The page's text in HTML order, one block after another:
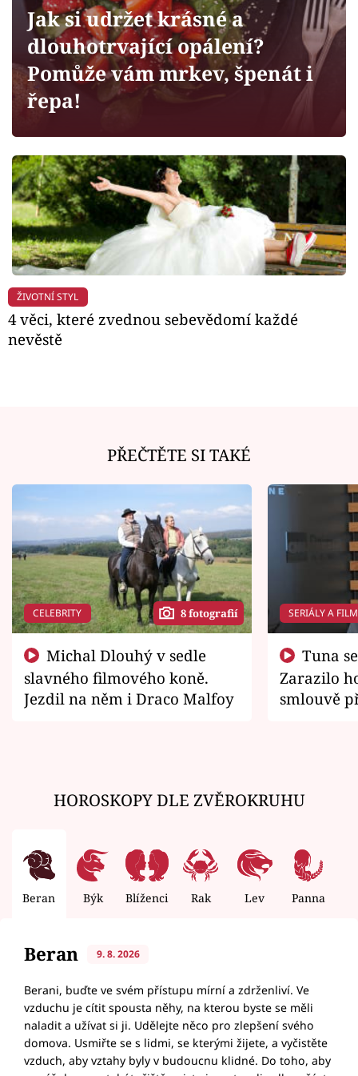
Sledujte prima+
Filmový festival Karlovy Vary
Mámy sobě
Přihlášení
Sledujte nás
Jak si udržet krásné a
dlouhotrvající opálení?
Pomůže vám mrkev, špenát i
řepa!
ŽIVOTNÍ STYL
4 věci, které zvednou sebevědomí každé
nevěstě
PŘEČTĚTE SI TAKÉ
CELEBRITY 8 fotografií
slavného filmového koně.
Jezdil na něm i Draco Malfoy
SERIÁLY A
Zarazilo
smlouvě
HOROSKOPY DLE ZVĚROKRUHU
Beran Býk Blíženci Rak Lev Panna
Beran 9. 8. 2026
Berani, buďte ve svém přístupu mírní a zdrženliví. Ve
vzduchu je cítit spousta něhy, na kterou byste se měli
naladit a užívat si ji. Udělejte něco pro zlepšení svého
domova. Usmiřte se s lidmi, se kterými žijete, a vyčistěte
vzduch, aby vztahy byly v budoucnu klidné. Do toho, aby